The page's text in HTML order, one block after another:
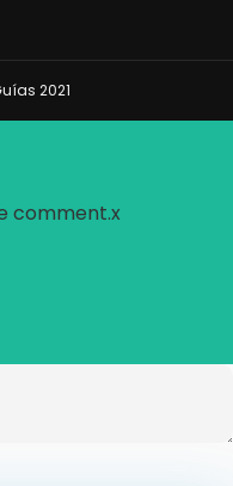
2021
comment.x